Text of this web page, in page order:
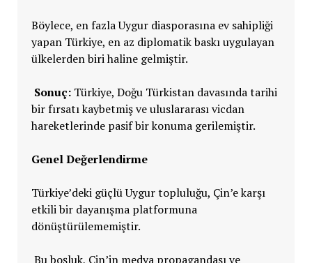
Böylece, en fazla Uygur diasporasına ev sahipliği
yapan Türkiye, en az diplomatik baskı uygulayan
ülkelerden biri haline gelmiştir.
Sonuç:Türkiye, Doğu Türkistan davasında tarihi
bir fırsatı kaybetmiş ve uluslararası vicdan
hareketlerinde pasif bir konuma gerilemiştir.
Genel Değerlendirme
Türkiye’deki güçlü Uygur topluluğu, Çin’e karşı
etkili bir dayanışma platformuna
dönüştürülememiştir.
Bu boşluk, Çin’in medya propagandası ve